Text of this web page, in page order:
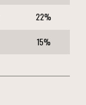
22%
15%